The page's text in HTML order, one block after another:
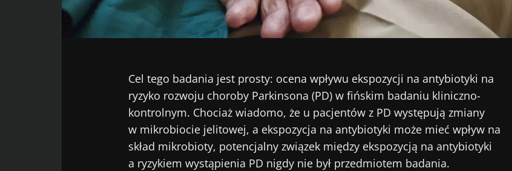
LinkedIn
Cel tego badania jest prosty: ocena wpływu ekspozycji na antybiotyki na
ryzyko rozwoju choroby Parkinsona (PD) w fińskim badaniu kliniczno-
kontrolnym. Chociaż wiadomo, że u pacjentów z PD występują zmiany
w mikrobiocie jelitowej, a ekspozycja na antybiotyki może mieć wpływ na
skład mikrobioty, potencjalny związek między ekspozycją na antybiotyki
a ryzykiem wystąpienia PD nigdy nie był przedmiotem badania.